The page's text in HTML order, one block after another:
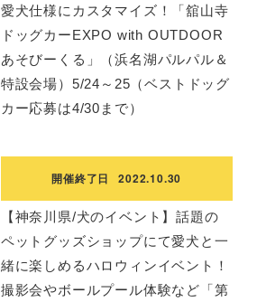
愛犬仕様にカスタマイズ！「舘山寺
ドッグカーEXPO with OUTDOOR
あそびーくる」（浜名湖パルパル＆
特設会場）5/24～25（ベストドッグ
カー応募は4/30まで）
開催終了日 2022.10.30
【神奈川県/犬のイベント】話題の
ペットグッズショップにて愛犬と一
緒に楽しめるハロウィンイベント！
撮影会やボールプール体験など「第